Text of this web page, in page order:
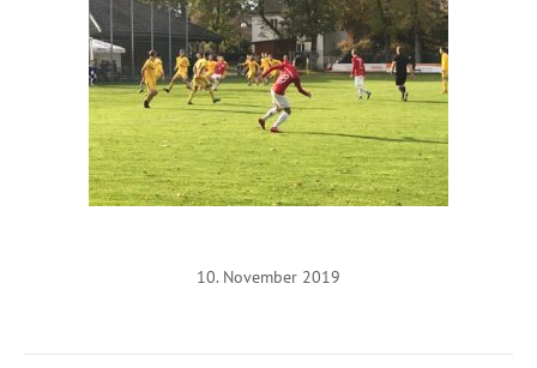
10. November 2019